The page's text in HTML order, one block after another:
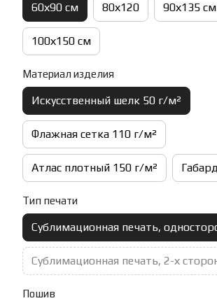
60х90 см 80х120 90х135 см
100х150 см
Материал изделия
Искусственный шелк 50 г/м²
Флажная сетка 110 г/м²
Атлас плотный 150 г/м²
Тип печати
Сублимационная печать,
Сублимационная печать, 2-х
Пошив